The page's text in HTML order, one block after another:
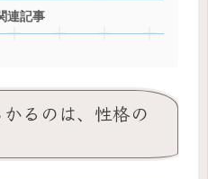
連記事
るのは、性格の